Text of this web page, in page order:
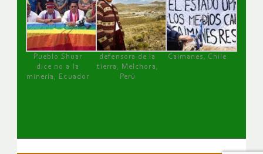
Pueblo Shuar
dice no a la
minería, Ecuador
defensora de la
tierra, Melchora,
Perú
Caimanes, Chile